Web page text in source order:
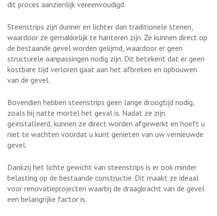
dit proces aanzienlijk vereenvoudigd.
Steenstrips zijn dunner en lichter dan traditionele stenen,
waardoor ze gemakkelijk te hanteren zijn. Ze kunnen direct op
de bestaande gevel worden gelijmd, waardoor er geen
structurele aanpassingen nodig zijn. Dit betekent dat er geen
kostbare tijd verloren gaat aan het afbreken en opbouwen
van de gevel.
Bovendien hebben steenstrips geen lange droogtijd nodig,
zoals bij natte mortel het geval is. Nadat ze zijn
geïnstalleerd, kunnen ze direct worden afgewerkt en hoeft u
niet te wachten voordat u kunt genieten van uw vernieuwde
gevel.
Dankzij het lichte gewicht van steenstrips is er ook minder
belasting op de bestaande constructie. Dit maakt ze ideaal
voor renovatieprojecten waarbij de draagkracht van de gevel
een belangrijke factor is.